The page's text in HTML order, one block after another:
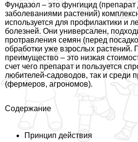
Фундазол – это фунгицид
заболеваниями растений)
используется для профилактики и
болезней. Они универсален,
протравления семян (перед
обработки уже взрослых растений.
преимущество – это низкая
счет чего препарат и пользуется
любителей-садоводов, так и среди
(фермеров, агрономов).
Содержание
Принцип действия